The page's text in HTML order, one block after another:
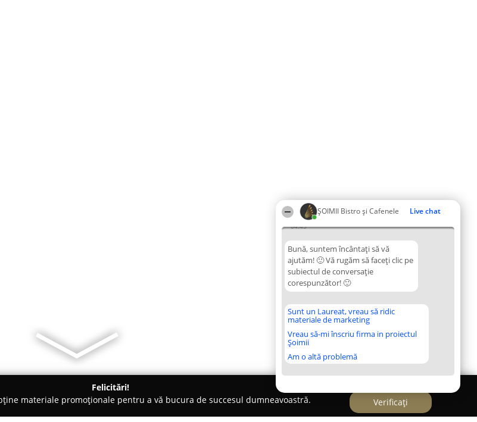
ȘOIMII Bistro și Cafenele Live chat
04:45
Bună, suntem încântați să vă
ajutăm! 🙂 Vă rugăm să faceți clic pe
subiectul de conversație
corespunzător! 🙂
Sunt un Laureat, vreau să ridic
materiale de marketing
Vreau să-mi înscriu firma in proiectul
Șoimii
Am o altă problemă
Felicitări!
materiale promoționale pentru a vă bucura de succesul dumneavoastră.
Verificați